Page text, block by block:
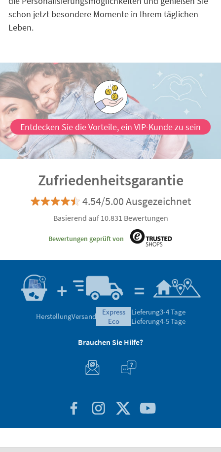
schon jetzt besondere Momente in Ihrem täglichen
Leben.
Entdecken Sie die Vorteile, ein VIP-Kunde zu sein
Zufriedenheitsgarantie
4.54/5.00 Ausgezeichnet
Basierend auf 10.831 Bewertungen
Bewertungen geprüft von
HerstellungVersand
express
eco
Lieferung3-4 Tage
Lieferung4-5 Tage
Brauchen Sie Hilfe?